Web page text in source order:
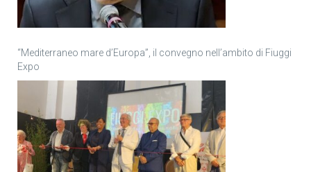
“Mediterraneo mare d’Europa”, il convegno nell’ambito di Fiuggi
Expo